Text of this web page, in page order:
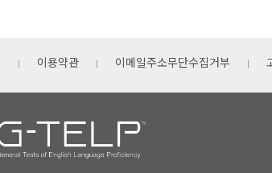
이용약관 이메일주소무단수집거부